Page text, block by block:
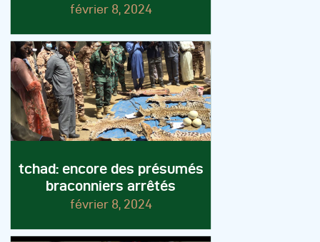
février 8, 2024
tchad: encore des présumés
braconniers arrêtés
février 8, 2024